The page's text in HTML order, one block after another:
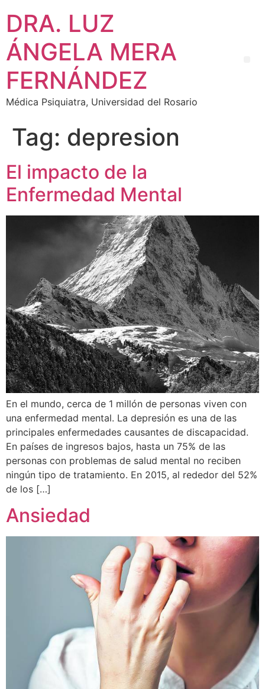
DRA. LUZ
ÁNGELA MERA
FERNÁNDEZ
Médica Psiquiatra, Universidad del Rosario
Tag: depresion
El impacto de la
Enfermedad Mental
En el mundo, cerca de 1 millón de personas viven con
una enfermedad mental. La depresión es una de las
principales enfermedades causantes de discapacidad.
En países de ingresos bajos, hasta un 75% de las
personas con problemas de salud mental no reciben
ningún tipo de tratamiento. En 2015, al rededor del 52%
de los […]
Ansiedad